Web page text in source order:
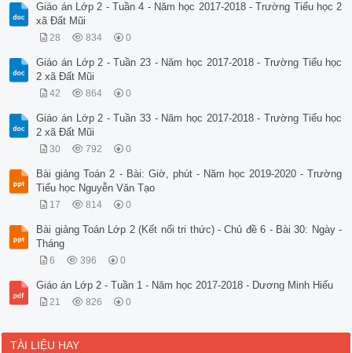
Giáo án Lớp 2 - Tuần 4 - Năm học 2017-2018 - Trường Tiểu học 2
xã Đất Mũi
28 834 0
Giáo án Lớp 2 - Tuần 23 - Năm học 2017-2018 - Trường Tiểu học
2 xã Đất Mũi
42 864 0
Giáo án Lớp 2 - Tuần 33 - Năm học 2017-2018 - Trường Tiểu học
2 xã Đất Mũi
30 792 0
Bài giảng Toán 2 - Bài: Giờ, phút - Năm học 2019-2020 - Trường
Tiểu học Nguyễn Văn Tạo
17 814 0
Bài giảng Toán Lớp 2 (Kết nối tri thức) - Chủ đề 6 - Bài 30: Ngày -
Tháng
6 396 0
Giáo án Lớp 2 - Tuần 1 - Năm học 2017-2018 - Dương Minh Hiếu
21 826 0
TÀI LIỆU HAY